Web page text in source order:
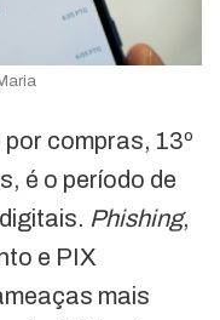
compras, 13º
é o período de
Phishing,
e PIX
mais